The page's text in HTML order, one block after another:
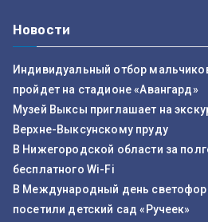
Новости
Индивидуальный отбор
пройдет на стадионе «Авангард»
Музей Выксы приглашает на
Верхне-Выксунскому пруду
В Нижегородской области за
бесплатного Wi-Fi
В Международный день
посетили детский сад «Ручеек»